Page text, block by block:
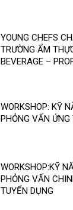
YOUNG CHEFS
TRƯỜNG ẨM
BEVERAGE –
WORKSHOP: KỸ
PHỎNG VẤN ỨNG
WORKSHOP:KỸ
PHỎNG VẤN
TUYỂN DỤNG